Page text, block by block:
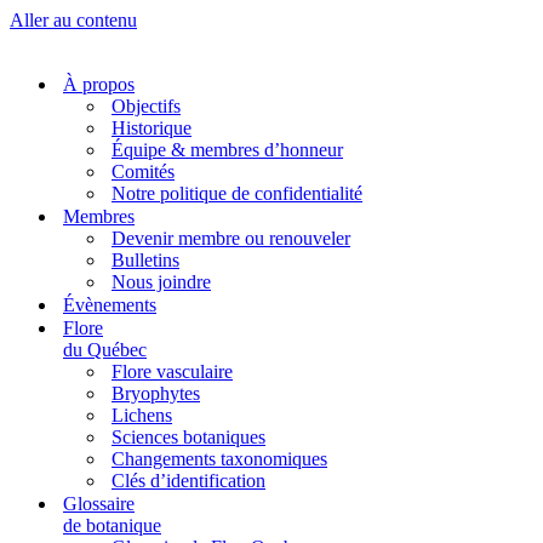
Aller au contenu
À propos
Objectifs
Historique
Équipe & membres d’honneur
Comités
Notre politique de confidentialité
Membres
Devenir membre ou renouveler
Bulletins
Nous joindre
Évènements
Flore
du Québec
Flore vasculaire
Bryophytes
Lichens
Sciences botaniques
Changements taxonomiques
Clés d’identification
Glossaire
de botanique